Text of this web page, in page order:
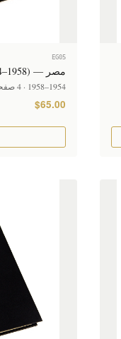
EG05
مصر — First Republic (1954–1958)
1954–1958 · 4 صفحات · 40 فتحات
$65.00